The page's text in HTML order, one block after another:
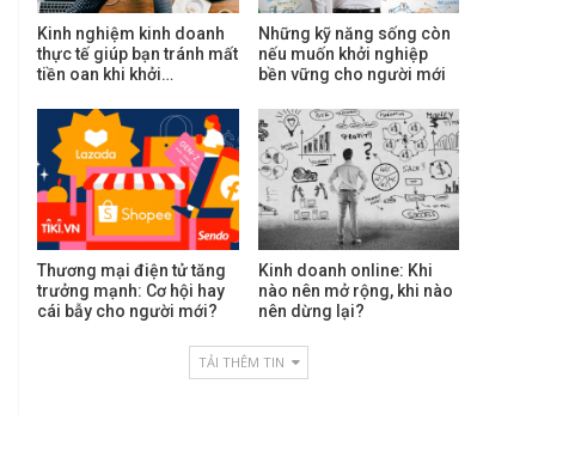
Kinh nghiệm kinh doanh
thực tế giúp bạn tránh mất
tiền oan khi khởi…
Những kỹ năng sống còn
nếu muốn khởi nghiệp
bền vững cho người mới
Thương mại điện tử tăng
trưởng mạnh: Cơ hội hay
cái bẫy cho người mới?
Kinh doanh online: Khi
nào nên mở rộng, khi nào
nên dừng lại?
TẢI THÊM TIN